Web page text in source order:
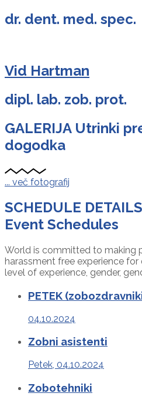
dr. dent. med. spec.
Vid Hartman
dipl. lab. zob. prot.
GALERIJAUtrinki
dogodka
... več fotografij
SCHEDULE DETAILS
Event Schedules
World is committed to making
harassment free experience
level of experience, gender,
PETEK
04.10.2024
Zobni asistenti
Petek, 04.10.2024
Zobotehniki